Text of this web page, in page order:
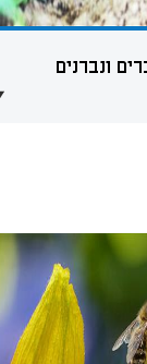
ונברנים